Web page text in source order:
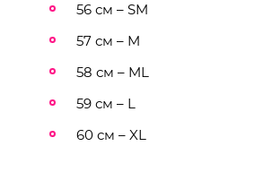
56 см – SM
57 см – M
58 см – ML
59 см – L
60 см – XL